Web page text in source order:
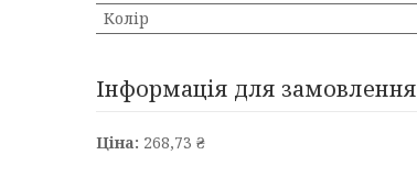
Колір
Інформація для замовлення
Ціна: 268,73 ₴